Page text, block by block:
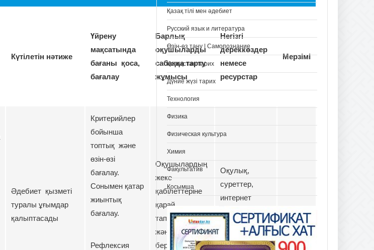
Күтілетін нәтиже
Үйрену
мақсатында
бағаны қоса,
бағалау
Барлық
оқушыларды
сабаққа тарту
жұмысы
Негізгі
дереккөздер
немесе
ресурстар
Мерзімі
Әдебиет қызметі
туралы ұғымдар
қалыптасады
Критерийлер
бойынша
топтық және
өзін-өзі
бағалау.
Сонымен қатар
жиынтық
бағалау.
Рефлексия
Оқушылардың
жеке
қабілеттеріне
қарай
тапсырмалар
және сұрақтар
беру арқылы.
Оқулық,
суреттер,
интернет
материалдары
және кеспе
қағаздар
Қазақ тілі мен әдебиет
Русский язык и литература
Өзін-өз тану | Самопознание
Қазақстан тарих
Дүние жүзі тарих
Технология
Физика
Физическая культура
Химия
Факультатив
Қосымша